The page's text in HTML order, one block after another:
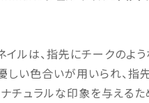
イルは、指先にチークのよ
しい色合いが用いられ、指
ナチュラルな印象を与えるた